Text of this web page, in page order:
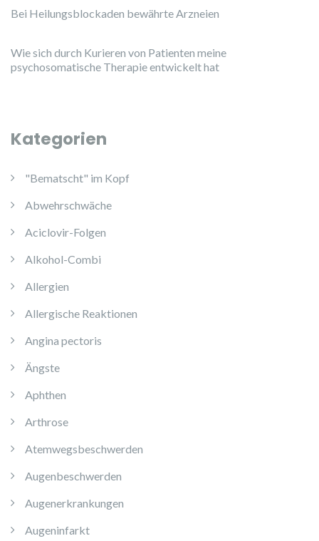
Bei Heilungsblockaden bewährte Arzneien
Wie sich durch Kurieren von Patienten meine
psychosomatische Therapie entwickelt hat
Kategorien
"Bematscht" im Kopf
Abwehrschwäche
Aciclovir-Folgen
Alkohol-Combi
Allergien
Allergische Reaktionen
Angina pectoris
Ängste
Aphthen
Arthrose
Atemwegsbeschwerden
Augenbeschwerden
Augenerkrankungen
Augeninfarkt